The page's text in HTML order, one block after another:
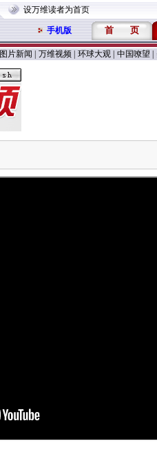
设万维读者为首页
手机版 首 页
图片新闻 万维视频 环球大观 中国嘹望